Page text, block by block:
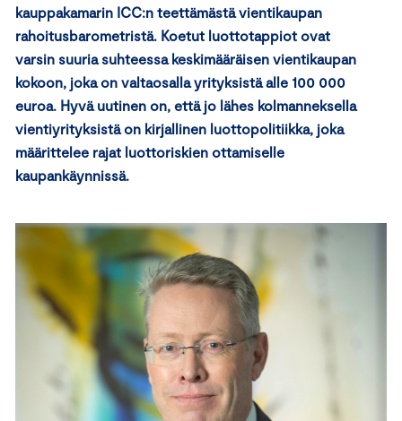
kauppakamarin ICC:n teettämästä vientikaupan
rahoitusbarometristä. Koetut luottotappiot ovat
varsin suuria suhteessa keskimääräisen vientikaupan
kokoon, joka on valtaosalla yrityksistä alle 100 000
euroa. Hyvä uutinen on, että jo lähes kolmanneksella
vientiyrityksistä on kirjallinen luottopolitiikka, joka
määrittelee rajat luottoriskien ottamiselle
kaupankäynnissä.